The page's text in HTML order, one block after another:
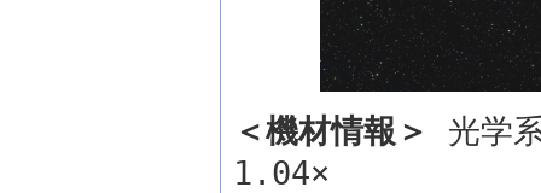
＜機材情報＞
光学
1.04×